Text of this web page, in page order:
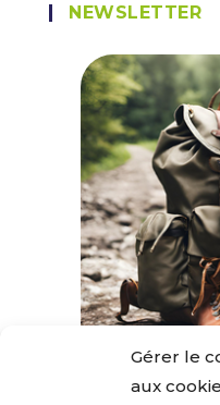
Gérer le
aux
NEWSLETTER